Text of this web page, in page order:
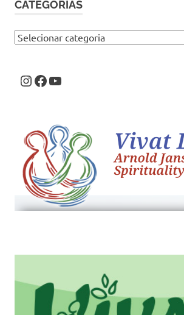
CATEGORIAS
Categorias
Instagram
Facebook
Youtube